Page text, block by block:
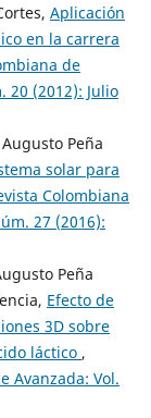
Aplicación
en la carrera
de
20 (2012): Julio
Peña
solar para
Colombiana
27 (2016):
Peña
Efecto de
3D sobre
láctico ,
Avanzada: Vol.